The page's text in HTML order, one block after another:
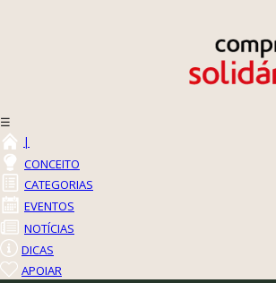
☰
|
CONCEITO
CATEGORIAS
EVENTOS
NOTÍCIAS
DICAS
APOIAR